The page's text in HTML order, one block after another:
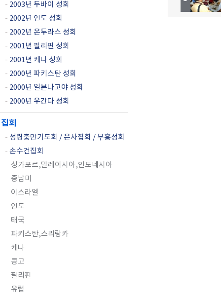
- 2003년 두바이 성회
- 2002년 인도 성회
- 2002년 온두라스 성회
- 2001년 필리핀 성회
- 2001년 케냐 성회
- 2000년 파키스탄 성회
- 2000년 일본나고야 성회
- 2000년 우간다 성회
집회
- 성령충만기도회 / 은사집회 / 부흥성회
- 손수건집회
싱가포르,말레이시아,인도네시아
중남미
이스라엘
인도
태국
파키스탄,스리랑카
케냐
콩고
필리핀
유럽